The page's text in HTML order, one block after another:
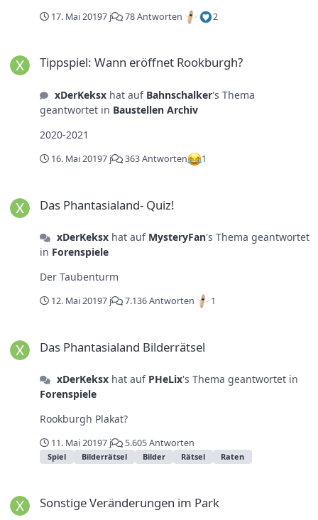
17. Mai 20197 j 78 Antworten 2
Tippspiel: Wann eröffnet Rookburgh?
xDerKeksxhat auf Bahnschalker's Thema
geantwortet in Baustellen Archiv
2020-2021
16. Mai 20197 j 363 Antworten 1
Das Phantasialand- Quiz!
xDerKeksxhat auf MysteryFan's Thema geantwortet
in Forenspiele
Der Taubenturm
12. Mai 20197 j 7.136 Antworten 1
Das Phantasialand Bilderrätsel
xDerKeksxhat auf PHeLix's Thema geantwortet in
Forenspiele
Rookburgh Plakat?
11. Mai 20197 j 5.605 Antworten
Spiel Bilderrätsel Bilder Rätsel Raten
Sonstige Veränderungen im Park